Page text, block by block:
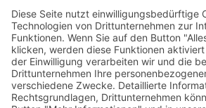
ab0,63€/Stück
Optionen wählen